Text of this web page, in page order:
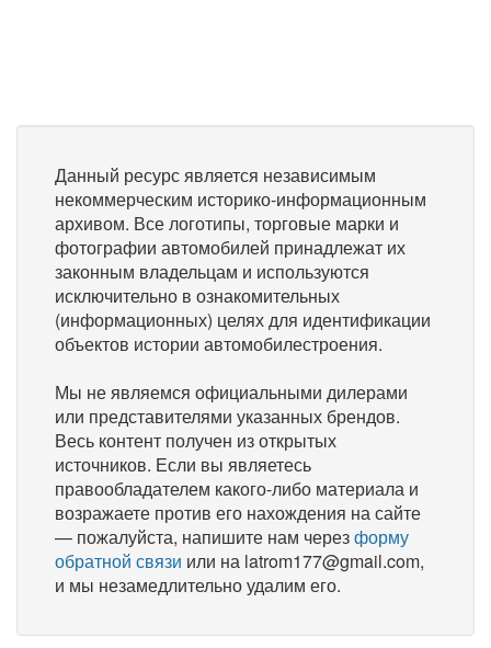
Данный ресурс является независимым
некоммерческим историко-информационным
архивом. Все логотипы, торговые марки и
фотографии автомобилей принадлежат их
законным владельцам и используются
исключительно в ознакомительных
(информационных) целях для идентификации
объектов истории автомобилестроения.
Мы не являемся официальными дилерами
или представителями указанных брендов.
Весь контент получен из открытых
источников. Если вы являетесь
правообладателем какого-либо материала и
возражаете против его нахождения на сайте
— пожалуйста, напишите нам черезформу
обратной связи или на latrom177@gmail.com,
и мы незамедлительно удалим его.